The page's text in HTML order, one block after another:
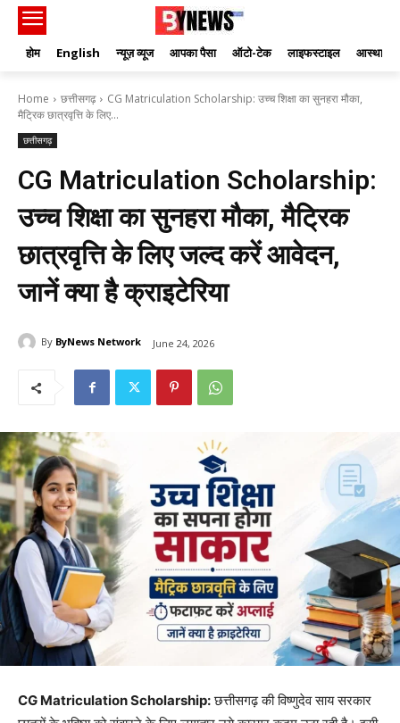
होम English न्यूज़ व्यूज आपका पैसा ऑटो-टेक लाइफस्टाइल आस्था
Home छत्तीसगढ़
CG Matriculation Scholarship: उच्च शिक्षा का सुनहरा मौका,
मैट्रिक छात्रवृत्ति के लिए...
छत्तीसगढ़
CG Matriculation Scholarship:
उच्च शिक्षा का सुनहरा मौका, मैट्रिक
छात्रवृत्ति के लिए जल्द करें आवेदन,
जानें क्या है क्राइटेरिया
By ByNews Network June 24, 2026
CG Matriculation Scholarship:छत्तीसगढ़ की विष्णुदेव साय सरकार